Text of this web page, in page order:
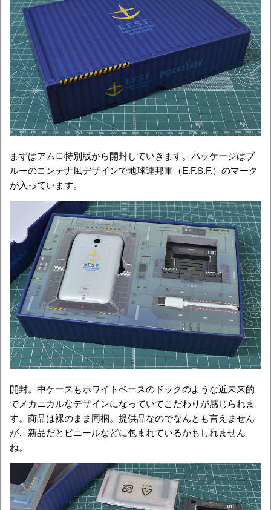
まずはアムロ特別版から開封していきます。パッケージはブ
ルーのコンテナ風デザインで地球連邦軍（E.F.S.F.）のマーク
が入っています。
開封。中ケースもホワイトベースのドックのような近未来的
でメカニカルなデザインになっていてこだわりが感じられま
す。商品は裸のまま同梱。提供品なのでなんとも言えません
が、新品だとビニールなどに包まれているかもしれません
ね。